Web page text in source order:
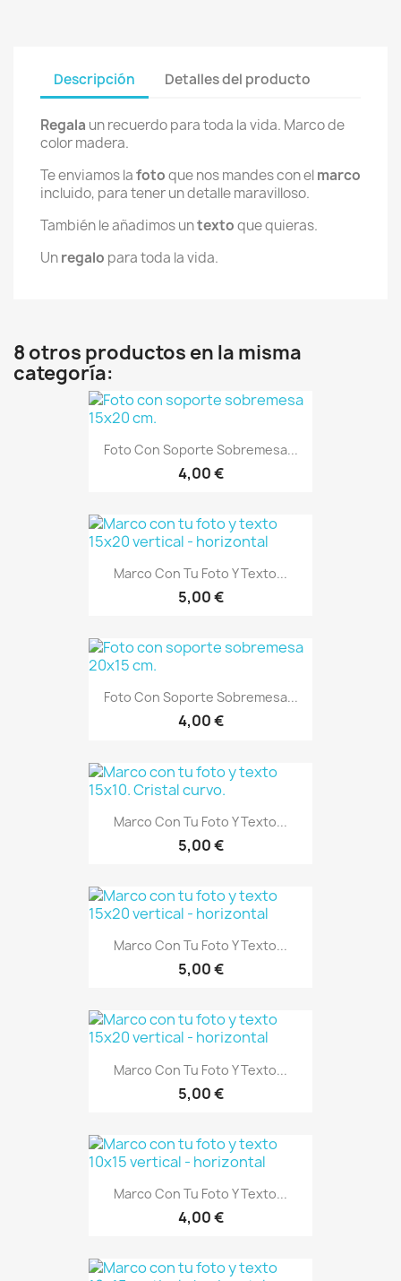
Descripción Detalles del producto
Regala un recuerdo para toda la vida. Marco de
color madera.
Te enviamos lafotoque nos mandes con elmarco
incluido, para tener un detalle maravilloso.
También le añadimos untextoque quieras.
Unregalo para toda la vida.
8 otros productos en la misma
categoría:
Foto Con Soporte Sobremesa...
4,00 €
Marco Con Tu Foto Y Texto...
5,00 €
Foto Con Soporte Sobremesa...
4,00 €
Marco Con Tu Foto Y Texto...
5,00 €
Marco Con Tu Foto Y Texto...
5,00 €
Marco Con Tu Foto Y Texto...
5,00 €
Marco Con Tu Foto Y Texto...
4,00 €